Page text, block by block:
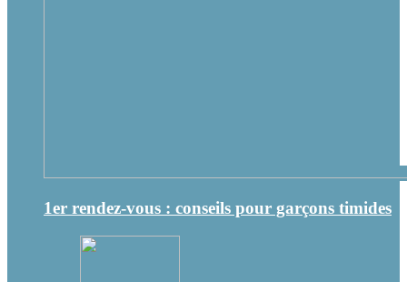
1er rendez-vous : conseils pour garçons timides